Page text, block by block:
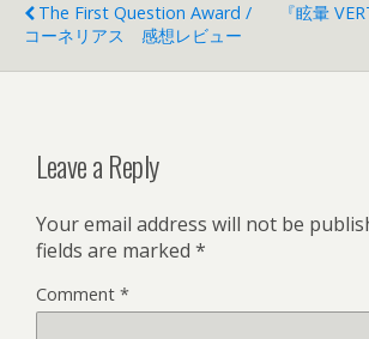
The First Question Award /
コーネリアス 感想レビュー
『眩暈
Leave a Reply
Your email address will not be
fields are marked *
Comment *